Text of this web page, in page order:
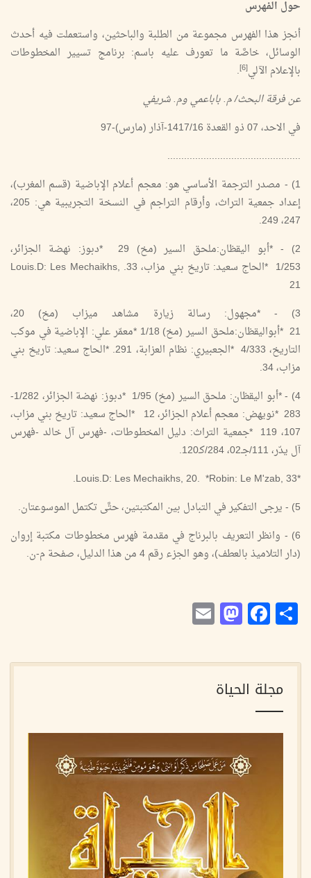
حول الفهرس
أنجز هذا الفهرس مجموعة من الطلبة والباحثين، واستعملت فيه أحدث
الوسائل، خاصَّة ما تعورف عليه باسم: برنامج تسيير المخطوطات
بالإعلام الآلي[6]
.
عن فرقة البحث/ م. باباعمي وم. شريفي
في الاحد، 07 ذو القعدة 1417/16-آذار (مارس)-97
................................................
1) - مصدر الترجمة الأساسي هو: معجم أعلام الإباضية (قسم المغرب)،
إعداد جمعية التراث، وأرقام التراجم في النسخة التجريبية هي: 205،
247، 249.
2) - *أبو اليقظان:ملحق السير (مخ) 29 *دبوز: نهضة الجزائر،
1/253 *الحاج سعيد: تاريخ بني مزاب، 33. Louis.D: Les Mechaikhs,
21
3) - *مجهول: رسالة زيارة مشاهد ميزاب (مخ) 20،
21 *أبواليقظان:ملحق السير (مخ) 1/18 *معمّر علي: الإباضية في موكب
التاريخ، 4/333 *الجعبيري: نظام العزابة، 291. *الحاج سعيد: تاريخ بني
مزاب، 34.
4) - *أبو اليقظان: ملحق السير (مخ) 1/95 *دبوز: نهضة الجزائر، 1/282-
283 *نويهض: معجم أعلام الجزائر، 12 *الحاج سعيد: تاريخ بني مزاب،
107، 119 *جمعية التراث: دليل المخطوطات، -فهرس آل خالد -فهرس
آل يدّر، 111/جـ02، 284/كـ120.
*Louis.D: Les Mechaikhs, 20. *Robin: Le M'zab, 33.
5) - يرجى التفكير في التبادل بين المكتبتين، حتَّى تكتمل الموسوعتان.
6) - وانظر التعريف بالبرناج في مقدمة فهرس مخطوطات مكتبة إروان
(دار التلاميذ بالعطف)، وهو الجزء رقم 4 من هذا الدليل، صفحة م-ن.
Share
Facebook
Mastodon
مجلة الحياة